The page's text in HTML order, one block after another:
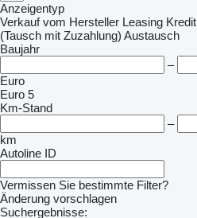
Anzeigentyp
Verkauf vom Hersteller Leasing Kredit
(Tausch mit Zuzahlung) Austausch
Baujahr
–
Euro
Euro 5
Km-Stand
–
km
Autoline ID
Vermissen Sie bestimmte Filter?
Änderung vorschlagen
Suchergebnisse: